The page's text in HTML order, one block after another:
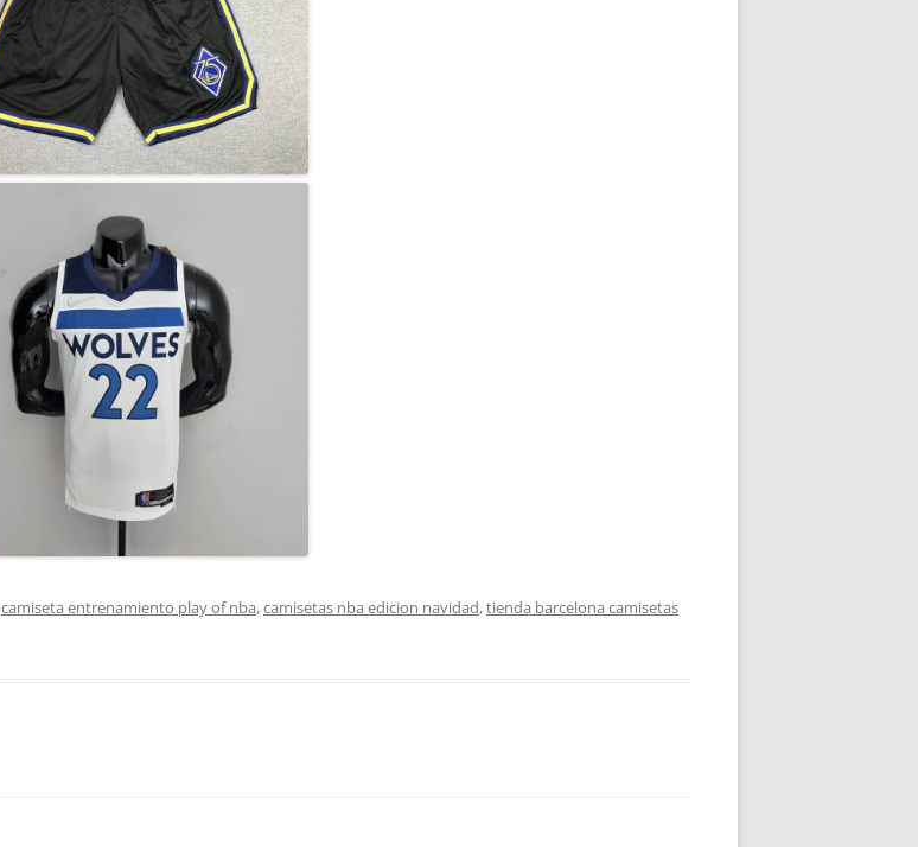
camiseta entrenamiento play of nba,camisetas nba edicion navidad,tienda barcelona camisetas